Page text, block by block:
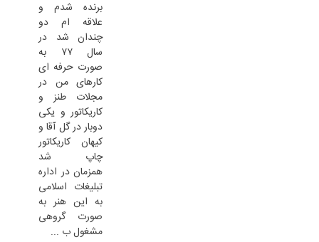
برنده شدم و
علاقه ام دو
چندان شد در
سال ۷۷ به
صورت حرفه ای
کارهای من در
مجلات طنز و
کاریکاتور و یکی
دوبار در گل آقا و
کیهان کاریکاتور
چاپ شد
همزمان در اداره
تبلیغات اسلامی
به این هنر به
صورت گروهی
مشغول ب ...